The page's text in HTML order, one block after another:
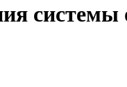
системы